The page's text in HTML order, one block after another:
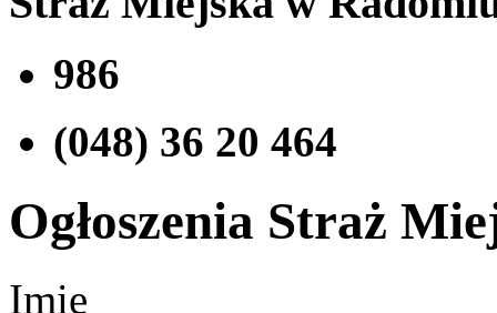
986
(048) 36 20 464
Ogłoszenia Straż
Imie